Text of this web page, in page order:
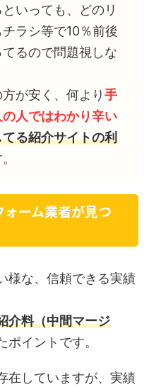
いっても、どのリ
ラシ等で10％前後
るので問題視しな
が安く、何より手
人ではわかり辛い
る紹介サイトの利
ーム業者が見つ
様な、信頼できる実績
介料（中間マージ
ポイントです。
在していますが、実績